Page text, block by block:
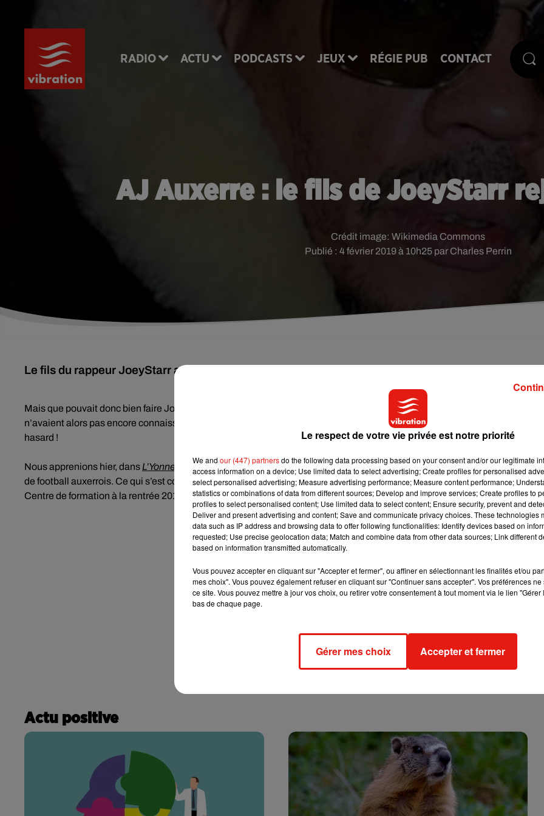
RADIO ACTU PODCASTS JEUX RÉGIE PUB CONTACT
AJ Auxerre : le fils de JoeyStarr
Publié : 4 février 2019 à 10h25 par Charles Perrin
Crédit image: Wikimedia Commons
Le fils du rappeur JoeyStarr a officiellement signé à Auxerre, au centre de formation du club ⬦
Mais que pouvait donc bien faire JoeyStarr à Auxerre en novembre dernier ? Son passage avait surpris les habitants, qui
n’avaient alors pas encore connaissance de la nouvelle. En effet, le fondateur du groupe de rap NTM n’y a pas fait escale
hasard !
Nous apprenions hier, dans L’Yonne Républicaine , que le fils de l’artiste participait alors à une séance d’entraînement au
de football auxerrois. Ce qui s’est concrétisé par la signature du jeune gardien de but U14 à l’AJ Auxerre ! Il intégrera le
Centre de formation à la rentrée 2019.
Actu positive
Le respect de votre vie privée est notre priorité
We and our (447) partnersdo the following data processing based on your consent and/or our legitimate
access information on a device; Use limited data to select advertising; Create profiles for personalised
select personalised advertising; Measure advertising performance; Measure content performance;
statistics or combinations of data from different sources; Develop and improve services; Create profiles to
profiles to select personalised content; Use limited data to select content; Ensure security, prevent and
Deliver and present advertising and content; Save and communicate privacy choices. These technologies
data such as IP address and browsing data to offer following functionalities: Identify devices based on
requested; Use precise geolocation data; Match and combine data from other data sources; Link different
based on information transmitted automatically.
Vous pouvez accepter en cliquant sur "Accepter et fermer", ou affiner en sélectionnant les finalités et/ou
mes choix". Vous pouvez également refuser en cliquant sur "Continuer sans accepter". Vos préférences
ce site. Vous pouvez mettre à jour vos choix, ou retirer votre consentement à tout moment via le lien
bas de chaque page.
Gérer mes choix Accepter et fermer